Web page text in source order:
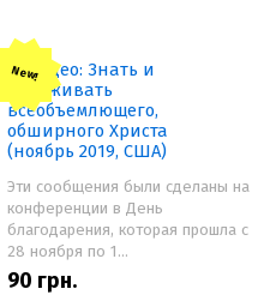
New!
Эти сообщения были сделаны на
конференции в День
благодарения, которая прошла с
28 ноября по 1...
90 грн.